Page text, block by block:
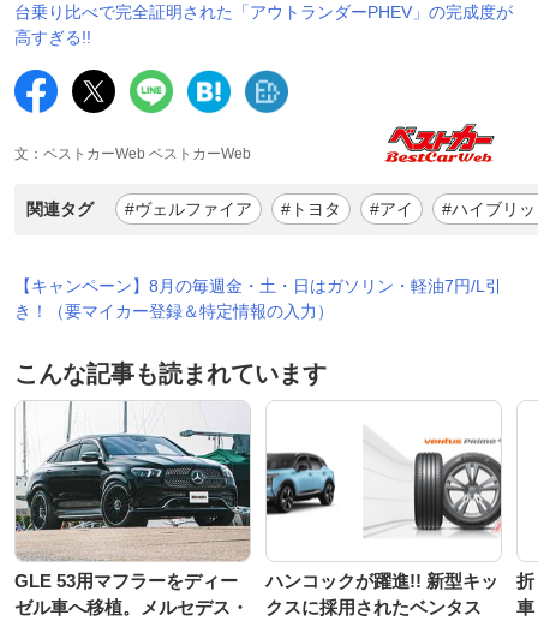
台乗り比べで完全証明された「アウトランダーPHEV」の完成度が
高すぎる!!
文：ベストカーWeb ベストカーWeb
関連タグ #ヴェルファイア #トヨタ #アイ #ハイブリ
【キャンペーン】8月の毎週金・土・日はガソリン・軽油7円/L引
き！（要マイカー登録＆特定情報の入力）
こんな記事も読まれています
GLE 53用マフラーをディー
ゼル車へ移植。メルセデス・
ハンコックが躍進!! 新型キッ
クスに採用されたベンタス
折